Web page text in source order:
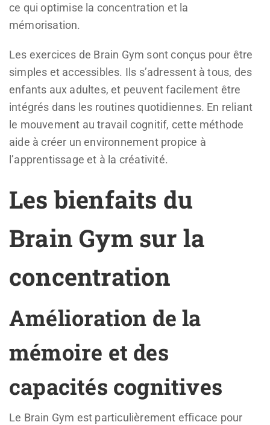
ce qui optimise la concentration et la
mémorisation.
Les exercices de Brain Gym sont conçus pour être
simples et accessibles. Ils s’adressent à tous, des
enfants aux adultes, et peuvent facilement être
intégrés dans les routines quotidiennes. En reliant
le mouvement au travail cognitif, cette méthode
aide à créer un environnement propice à
l’apprentissage et à la créativité.
Les bienfaits du
Brain Gym sur la
concentration
Amélioration de la
mémoire et des
capacités cognitives
Le Brain Gym est particulièrement efficace pour